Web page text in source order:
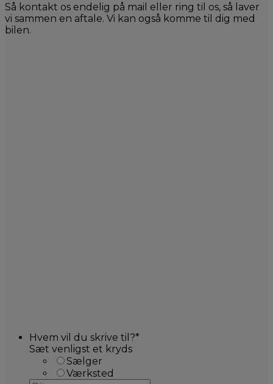
Så kontakt os endelig på mail eller ring til os, så laver
vi sammen en aftale. Vi kan også komme til dig med
bilen.
Hvem vil du skrive til?*
Sæt venligst et kryds
Sælger
Værksted